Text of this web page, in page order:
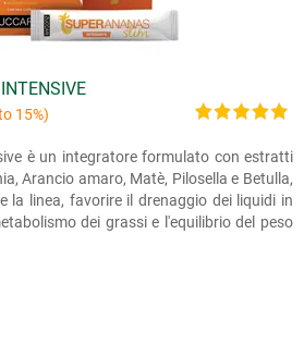
15%)
è un integratore formulato con estratti
Arancio amaro, Matè, Pilosella e Betulla,
la linea, favorire il drenaggio dei liquidi in
dei grassi e l'equilibrio del peso